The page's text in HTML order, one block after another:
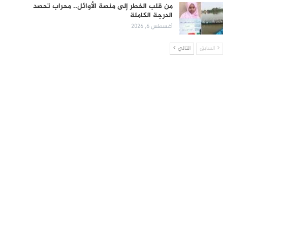
من قلب الخطر إلى منصة الأوائل.. محراب تحصد
الدرجة الكاملة
أغسطس 6, 2026
السابق التالي